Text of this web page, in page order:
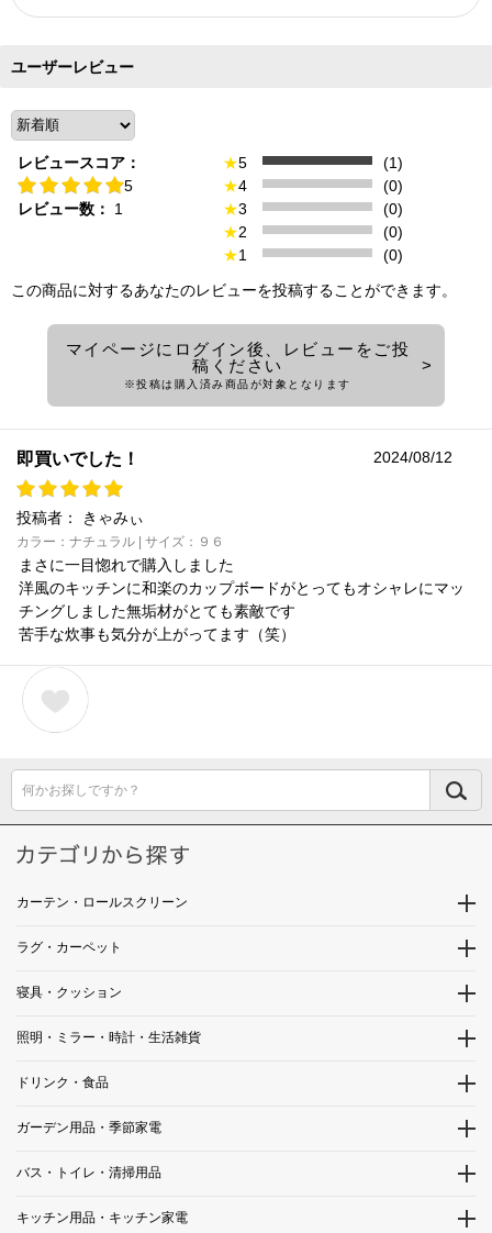
ユーザーレビュー
レビュースコア：
5
レビュー数：
1
★5
(1)
★4
(0)
★3
(0)
★2
(0)
★1
(0)
この商品に対するあなたのレビューを投稿することができます。
マイページにログイン後、レビューをご投
稿ください
※投稿は購入済み商品が対象となります
即買いでした！ 2024/08/12
投稿者： きゃみぃ
カラー：ナチュラル | サイズ：９６
まさに一目惚れで購入しました
洋風のキッチンに和楽のカップボードがとってもオシャレにマッ
チングしました無垢材がとても素敵です
苦手な炊事も気分が上がってます（笑）
何かお探しですか？
カーテン・ロールスクリーン
ラグ・カーペット
寝具・クッション
照明・ミラー・時計・生活雑貨
ドリンク・食品
ガーデン用品・季節家電
バス・トイレ・清掃用品
キッチン用品・キッチン家電